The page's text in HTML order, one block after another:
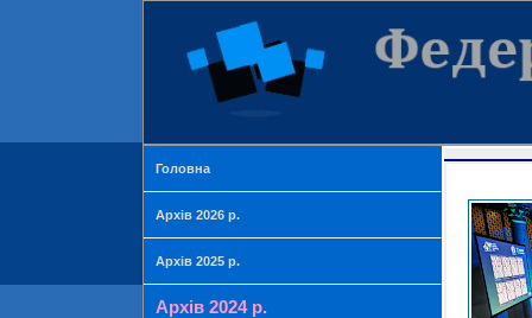
Головна
Архів 2026 р.
Архів 2025 р.
Архів 2024 р.